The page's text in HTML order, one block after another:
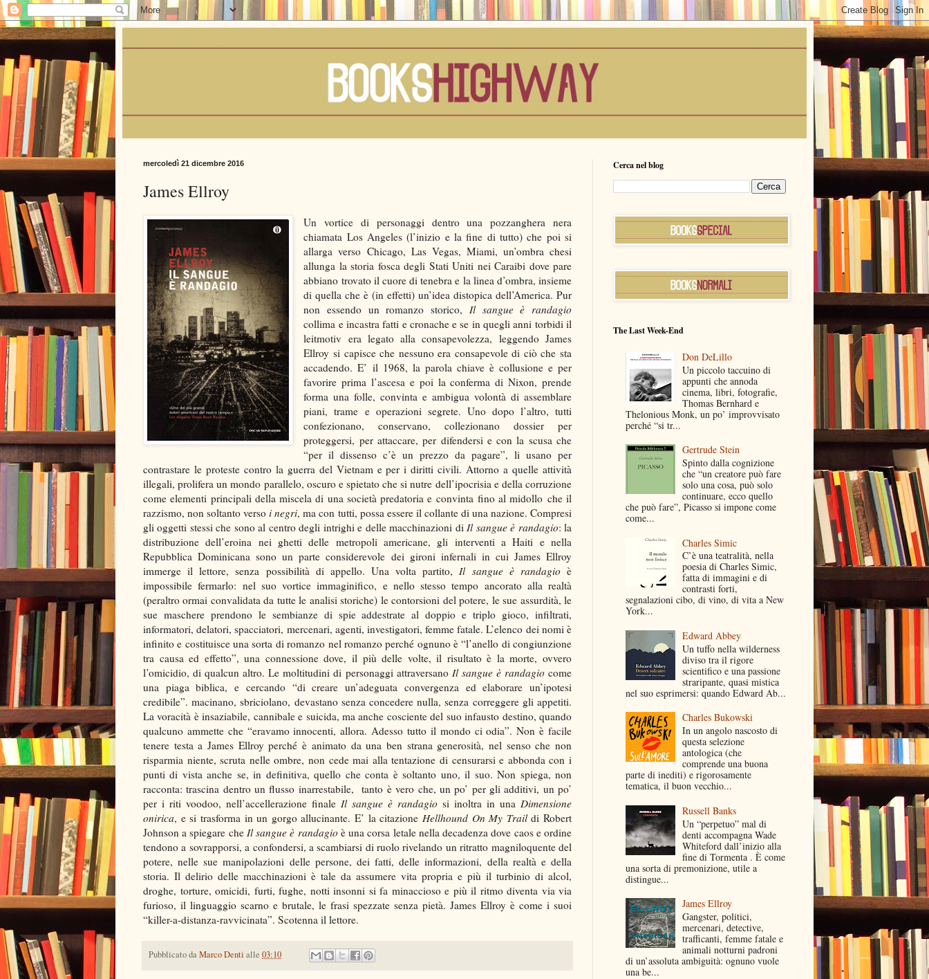
mercoledì 21 dicembre 2016
James Ellroy
Un vortice di personaggi dentro una pozzanghera nera
chiamata Los Angeles (l’inizio e la fine di tutto) che poi si
allarga verso Chicago, Las Vegas, Miami, un’ombra chesi
allunga la storia fosca degli Stati Uniti nei Caraibi dove pare
abbiano trovato il cuore di tenebra e la linea d’ombra, insieme
di quella che è (in effetti) un’idea distopica dell’America. Pur
non essendo un romanzo storico, Il sangue è randagio
collima e incastra fatti e cronache e se in quegli anni torbidi il
leitmotiv era legato alla consapevolezza, leggendo James
Ellroy si capisce che nessuno era consapevole di ciò che sta
accadendo. E’ il 1968, la parola chiave è collusione e per
favorire prima l’ascesa e poi la conferma di Nixon, prende
forma una folle, convinta e ambigua volontà di assemblare
piani, trame e operazioni segrete. Uno dopo l’altro, tutti
confezionano, conservano, collezionano dossier per
proteggersi, per attaccare, per difendersi e con la scusa che
“per il dissenso c’è un prezzo da pagare”, li usano per
contrastare le proteste contro la guerra del Vietnam e per i diritti civili. Attorno a quelle attività
illegali, prolifera un mondo parallelo, oscuro e spietato che si nutre dell’ipocrisia e della corruzione
come elementi principali della miscela di una società predatoria e convinta fino al midollo che il
razzismo, non soltanto versoi negri, ma con tutti, possa essere il collante di una nazione. Compresi
gli oggetti stessi che sono al centro degli intrighi e delle macchinazioni di Il sangue è randagio: la
distribuzione dell’eroina nei ghetti delle metropoli americane, gli interventi a Haiti e nella
Repubblica Dominicana sono un parte considerevole dei gironi infernali in cui James Ellroy
immerge il lettore, senza possibilità di appello. Una volta partito, Il sangue è randagioè
impossibile fermarlo: nel suo vortice immaginifico, e nello stesso tempo ancorato alla realtà
(peraltro ormai convalidata da tutte le analisi storiche) le contorsioni del potere, le sue assurdità, le
sue maschere prendono le sembianze di spie addestrate al doppio e triplo gioco, infiltrati,
informatori, delatori, spacciatori, mercenari, agenti, investigatori, femme fatale. L’elenco dei nomi è
infinito e costituisce una sorta di romanzo nel romanzo perché ognuno è “l’anello di congiunzione
tra causa ed effetto”, una connessione dove, il più delle volte, il risultato è la morte, ovvero
l’omicidio, di qualcun altro. Le moltitudini di personaggi attraversano Il sangue è randagiocome
una piaga biblica, e cercando “di creare un’adeguata convergenza ed elaborare un’ipotesi
credibile”. macinano, sbriciolano, devastano senza concedere nulla, senza correggere gli appetiti.
La voracità è insaziabile, cannibale e suicida, ma anche cosciente del suo infausto destino, quando
qualcuno ammette che “eravamo innocenti, allora. Adesso tutto il mondo ci odia”. Non è facile
tenere testa a James Ellroy perché è animato da una ben strana generosità, nel senso che non
risparmia niente, scruta nelle ombre, non cede mai alla tentazione di censurarsi e abbonda con i
punti di vista anche se, in definitiva, quello che conta è soltanto uno, il suo. Non spiega, non
racconta: trascina dentro un flusso inarrestabile, tanto è vero che, un po’ per gli additivi, un po’
per i riti voodoo, nell’accellerazione finale Il sangue è randagio si inoltra in una Dimensione
onirica, e si trasforma in un gorgo allucinante. E’ la citazione Hellhound On My Traildi Robert
Johnson a spiegare che Il sangue è randagioè una corsa letale nella decadenza dove caos e ordine
tendono a sovrapporsi, a confondersi, a scambiarsi di ruolo rivelando un ritratto magniloquente del
potere, nelle sue manipolazioni delle persone, dei fatti, delle informazioni, della realtà e della
storia. Il delirio delle macchinazioni è tale da assumere vita propria e più il turbinio di alcol,
droghe, torture, omicidi, furti, fughe, notti insonni si fa minaccioso e più il ritmo diventa via via
furioso, il linguaggio scarno e brutale, le frasi spezzate senza pietà. James Ellroy è come i suoi
“killer-a-distanza-ravvicinata”. Scotenna il lettore.
Pubblicato daMarco Denti alle 03:10
Cerca nel blog
The Last Week-End
Don DeLillo
Un piccolo taccuino di
appunti che annoda
cinema, libri, fotografie,
Thomas Bernhard e
Thelonious Monk, un po’ improvvisato
perché “si tr...
Gertrude Stein
Spinto dalla cognizione
che “un creatore può fare
solo una cosa, può solo
continuare, ecco quello
che può fare”, Picasso si impone come
come...
Charles Simic
C’è una teatralità, nella
poesia di Charles Simic,
fatta di immagini e di
contrasti forti,
segnalazioni cibo, di vino, di vita a New
York...
Edward Abbey
Un tuffo nella wilderness
diviso tra il rigore
scientifico e una passione
straripante, quasi mistica
nel suo esprimersi: quando Edward Ab...
Charles Bukowski
In un angolo nascosto di
questa selezione
antologica (che
comprende una buona
parte di inediti) e rigorosamente
tematica, il buon vecchio...
Russell Banks
Un “perpetuo” mal di
denti accompagna Wade
Whiteford dall’inizio alla
fine di Tormenta . È come
una sorta di premonizione, utile a
distingue...
James Ellroy
Gangster, politici,
mercenari, detective,
trafficanti, femme fatale e
animali notturni padroni
di un’assoluta ambiguità: ognuno vuole
una be...